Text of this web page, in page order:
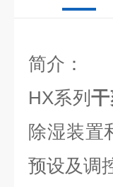
简介：
HX系列
除湿装置
预设及调